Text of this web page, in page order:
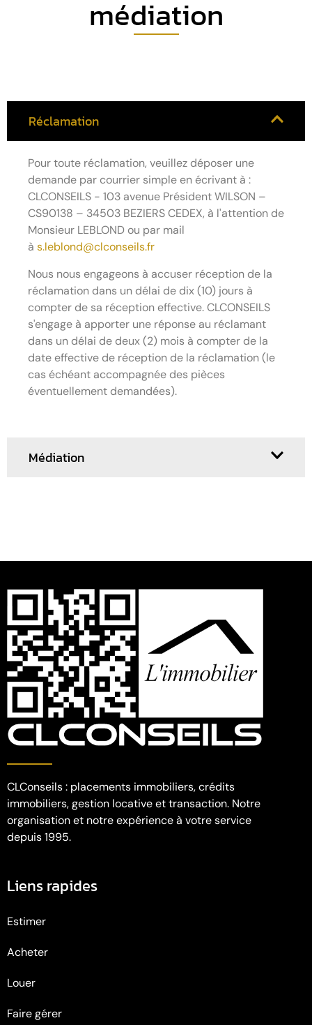
médiation
Réclamation
Pour toute réclamation, veuillez déposer une
demande par courrier simple en écrivant à :
CLCONSEILS - 103 avenue Président WILSON –
CS90138 – 34503 BEZIERS CEDEX, à l'attention de
Monsieur LEBLOND ou par mail
à s.leblond@clconseils.fr
Nous nous engageons à accuser réception de la
réclamation dans un délai de dix (10) jours à
compter de sa réception effective. CLCONSEILS
s'engage à apporter une réponse au réclamant
dans un délai de deux (2) mois à compter de la
date effective de réception de la réclamation (le
cas échéant accompagnée des pièces
éventuellement demandées).
Médiation
CLConseils : placements immobiliers, crédits
immobiliers, gestion locative et transaction. Notre
organisation et notre expérience à votre service
depuis 1995.
Liens rapides
Estimer
Acheter
Louer
Faire gérer